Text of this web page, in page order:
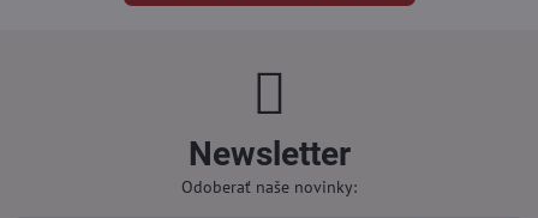
Newsletter
Odoberať naše novinky: